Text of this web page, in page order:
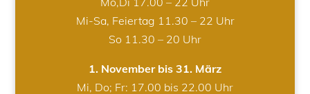
Mi-Sa, Feiertag 11.30 – 22 Uhr
So 11.30 – 20 Uhr
1. November bis 31. März
Mi, Do; Fr: 17.00 bis 22.00 Uhr